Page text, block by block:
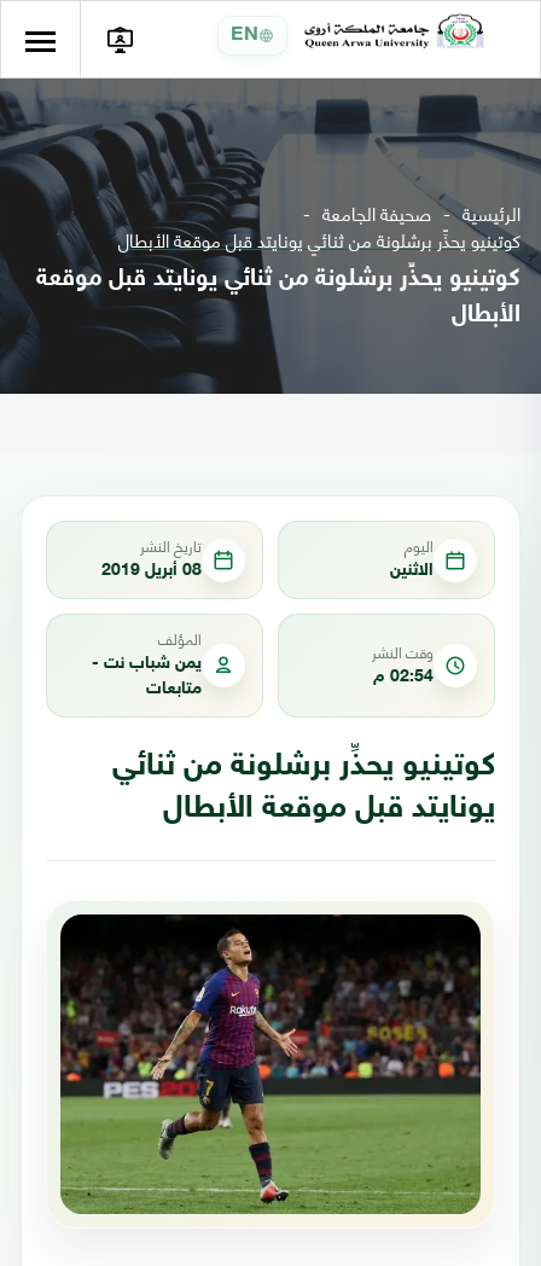
EN
الرئيسية صحيفة الجامعة
كوتينيو يحذِّر برشلونة من ثنائي يونايتد قبل موقعة الأبطال
كوتينيو يحذِّر برشلونة من ثنائي يونايتد قبل موقعة
الأبطال
اليوم
الاثنين
تاريخ النشر
08 أبريل 2019
وقت النشر
02:54 م
المؤلف
يمن شباب نت -
متابعات
كوتينيو يحذِّر برشلونة من ثنائي
يونايتد قبل موقعة الأبطال